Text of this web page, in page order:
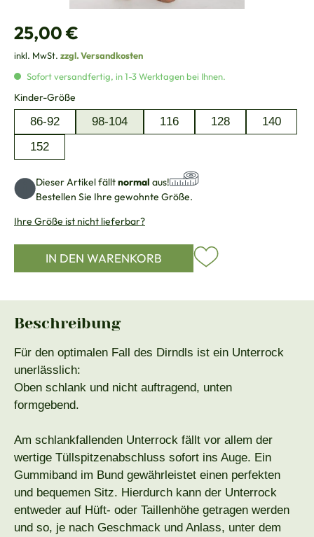
Regulärer Preis:
25,00 €
inkl. MwSt. zzgl. Versandkosten
Sofort versandfertig, in 1-3 Werktagen bei Ihnen.
Kinder-Größe
86-92 98-104 116 128
140
152
Dieser Artikel fälltnormal aus!
Bestellen Sie Ihre gewohnte Größe.
Ihre Größe ist nicht lieferbar?
IN DEN WARENKORB
Beschreibung
Für den optimalen Fall des Dirndls ist ein Unterrock
unerlässlich:
Oben schlank und nicht auftragend, unten
formgebend.
Am schlankfallenden Unterrock fällt vor allem der
wertige Tüllspitzenabschluss sofort ins Auge. Ein
Gummiband im Bund gewährleistet einen perfekten
und bequemen Sitz. Hierdurch kann der Unterrock
entweder auf Hüft- oder Taillenhöhe getragen werden
und so, je nach Geschmack und Anlass, unter dem